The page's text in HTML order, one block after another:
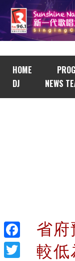
HOME
DJ
NEWS
Facebook
省府
較低